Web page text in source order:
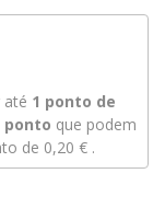
até 1 ponto de
ponto que podem
de 0,20 €.